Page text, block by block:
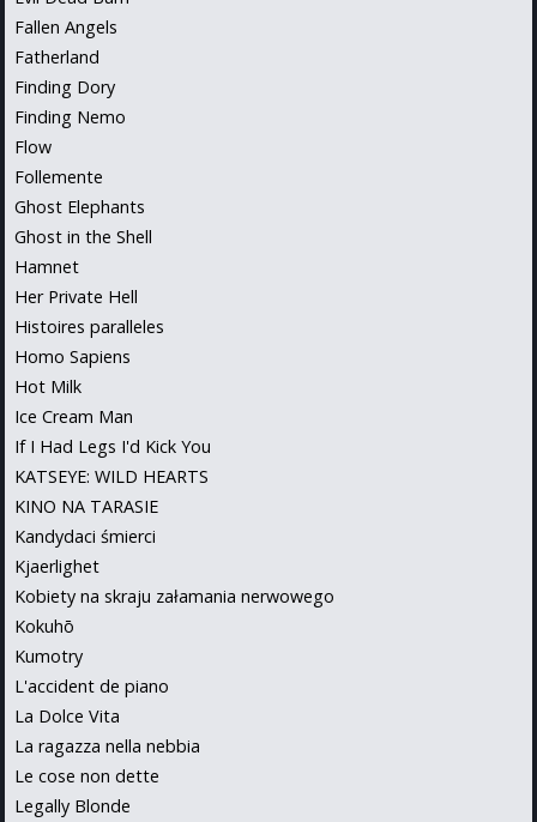
Fallen Angels
Fatherland
Finding Dory
Finding Nemo
Flow
Follemente
Ghost Elephants
Ghost in the Shell
Hamnet
Her Private Hell
Histoires paralleles
Homo Sapiens
Hot Milk
Ice Cream Man
If I Had Legs I'd Kick You
KATSEYE: WILD HEARTS
KINO NA TARASIE
Kandydaci śmierci
Kjaerlighet
Kobiety na skraju załamania nerwowego
Kokuhō
Kumotry
L'accident de piano
La Dolce Vita
La ragazza nella nebbia
Le cose non dette
Legally Blonde